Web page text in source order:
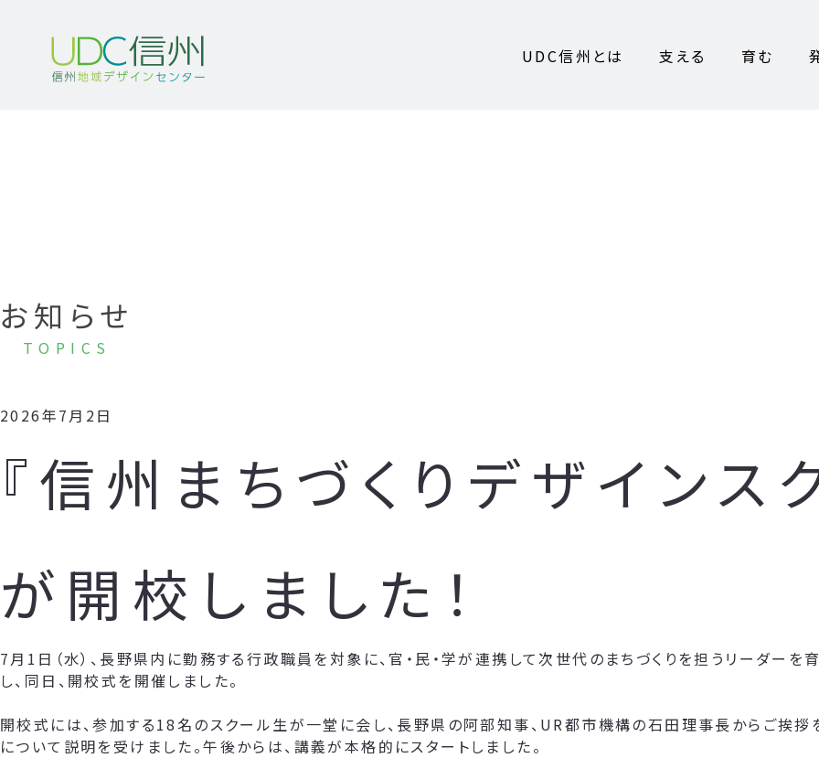
UDC信州とは 支える 育む
お知らせ
TOPICS
2026年7月2日
『信州まちづくりデザイン
が開校しました！
7月1日（水）、長野県内に勤務する行政職員を対象に、官・民・学が連携して次世代のまちづくりを担うリーダー
し、同日、開校式を開催しました。
開校式には、参加する18名のスクール生が一堂に会し、長野県の阿部知事、UR都市機構の石田理事長からご挨拶
について説明を受けました。午後からは、講義が本格的にスタートしました。